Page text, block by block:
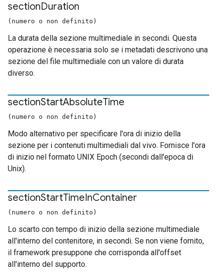
sectionDuration
(numero o non definito)
La durata della sezione multimediale in secondi. Questa
operazione è necessaria solo se i metadati descrivono una
sezione del file multimediale con un valore di durata
diverso.
sectionStartAbsoluteTime
(numero o non definito)
Modo alternativo per specificare l'ora di inizio della
sezione per i contenuti multimediali dal vivo. Fornisce l'ora
di inizio nel formato UNIX Epoch (secondi dall'epoca di
Unix).
sectionStartTimeInContainer
(numero o non definito)
Lo scarto con tempo di inizio della sezione multimediale
all'interno del contenitore, in secondi. Se non viene fornito,
il framework presuppone che corrisponda all'offset
all'interno del supporto.